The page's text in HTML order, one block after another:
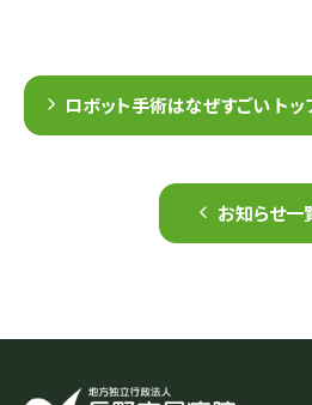
ロボット手術はなぜすごい トッ
お知らせ一